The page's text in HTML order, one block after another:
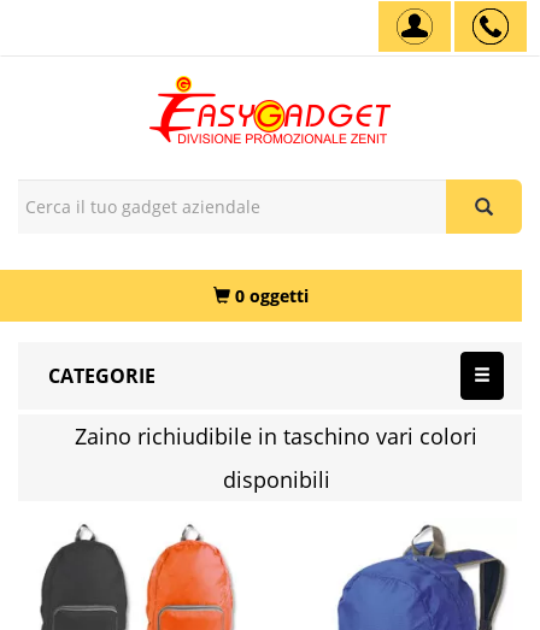
0 oggetti
CATEGORIE
Zaino richiudibile in taschino vari colori
disponibili